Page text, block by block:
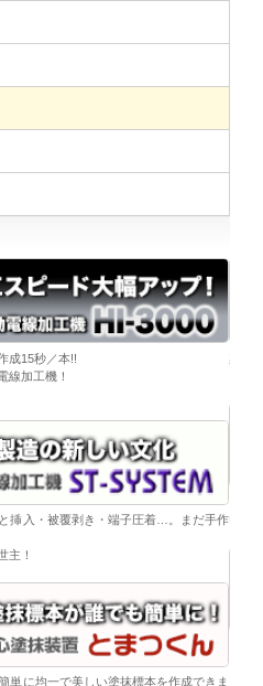
成15秒／本!!
線加工機！
挿入・被覆剥き・端子圧着…。まだ手作
主！
単に均一で美しい塗抹標本を作成できま
染色